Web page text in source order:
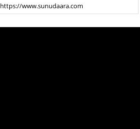
https://www.sunudaara.com